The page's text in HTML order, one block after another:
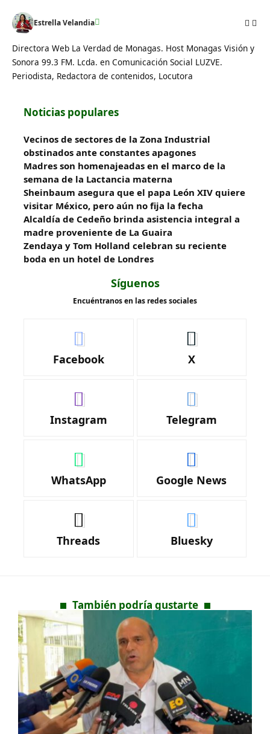
Estrella Velandia
Directora Web La Verdad de Monagas. Host Monagas Visión y
Sonora 99.3 FM. Lcda. en Comunicación Social LUZVE.
Periodista, Redactora de contenidos, Locutora
Noticias populares
Vecinos de sectores de la Zona Industrial
obstinados ante constantes apagones
Madres son homenajeadas en el marco de la
semana de la Lactancia materna
Sheinbaum asegura que el papa León XIV quiere
visitar México, pero aún no fija la fecha
Alcaldía de Cedeño brinda asistencia integral a
madre proveniente de La Guaira
Zendaya y Tom Holland celebran su reciente
boda en un hotel de Londres
Síguenos
Encuéntranos en las redes sociales
Facebook X
Instagram Telegram
WhatsApp Google News
Threads Bluesky
También podría gustarte